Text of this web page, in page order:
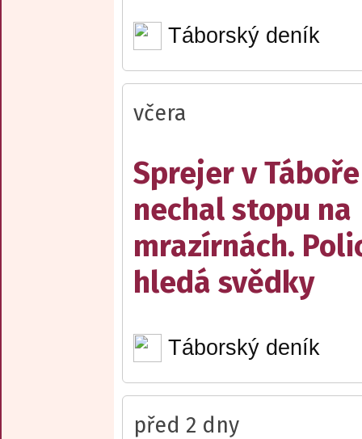
Táborský deník
včera
Sprejer v Táboře
nechal stopu na
mrazírnách.
hledá svědky
Táborský deník
před 2 dny